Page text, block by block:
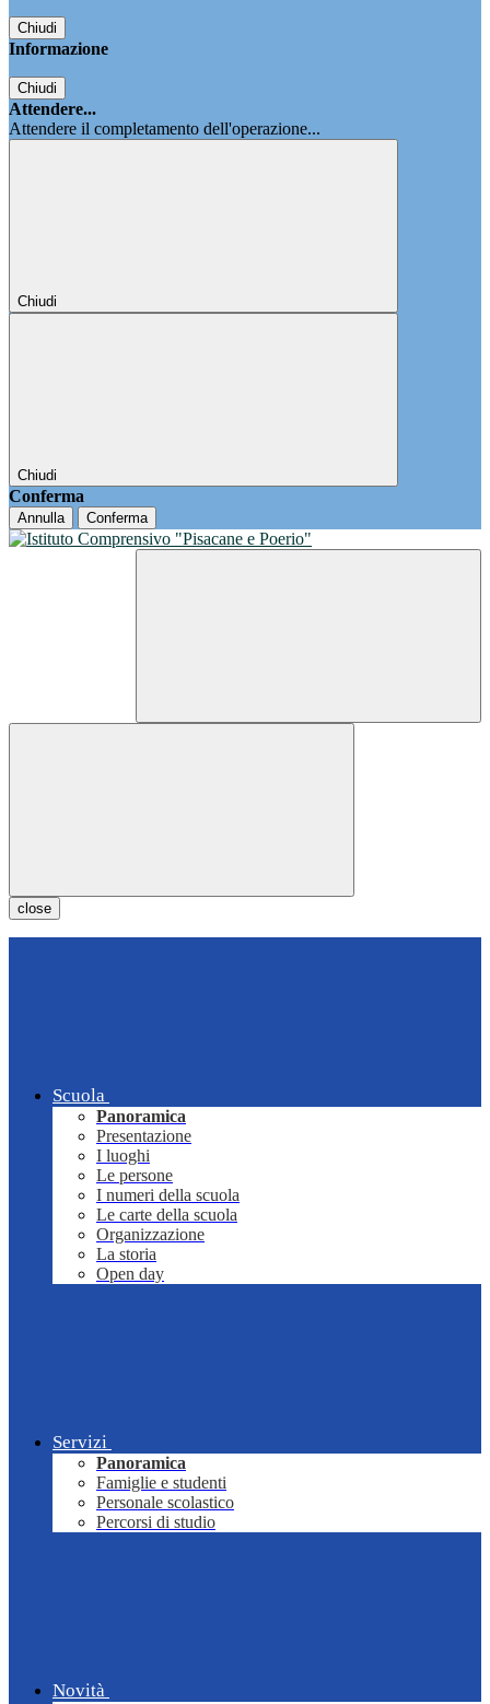
Chiudi
Informazione
Chiudi
Attendere...
Attendere il completamento dell'operazione...
Chiudi
Chiudi
Conferma
Annulla Conferma
close
Scuola
Panoramica
Presentazione
I luoghi
Le persone
I numeri della scuola
Le carte della scuola
Organizzazione
La storia
Open day
Servizi
Panoramica
Famiglie e studenti
Personale scolastico
Percorsi di studio
Novità